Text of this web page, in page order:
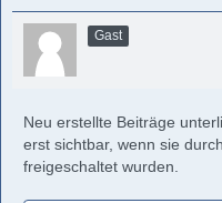
Gast
Neu erstellte Beiträge
erst sichtbar, wenn sie
freigeschaltet wurden.